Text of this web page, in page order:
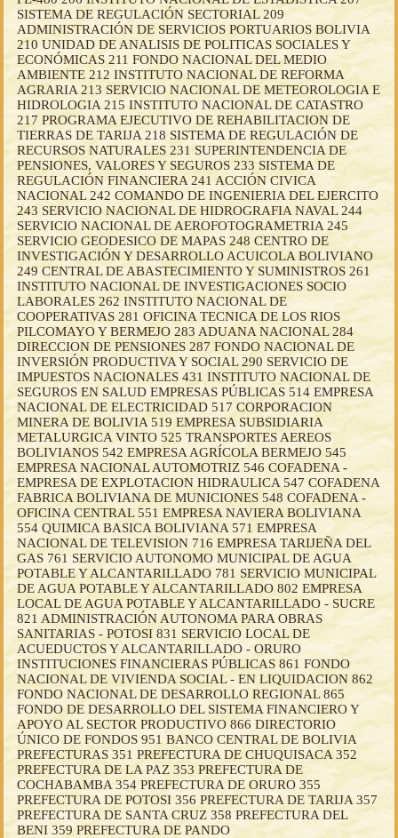
SISTEMA DE REGULACIÓN SECTORIAL 209
ADMINISTRACIÓN DE SERVICIOS PORTUARIOS BOLIVIA
210 UNIDAD DE ANALISIS DE POLITICAS SOCIALES Y
ECONÓMICAS 211 FONDO NACIONAL DEL MEDIO
AMBIENTE 212 INSTITUTO NACIONAL DE REFORMA
AGRARIA 213 SERVICIO NACIONAL DE METEOROLOGIA E
HIDROLOGIA 215 INSTITUTO NACIONAL DE CATASTRO
217 PROGRAMA EJECUTIVO DE REHABILITACION DE
TIERRAS DE TARIJA 218 SISTEMA DE REGULACIÓN DE
RECURSOS NATURALES 231 SUPERINTENDENCIA DE
PENSIONES, VALORES Y SEGUROS 233 SISTEMA DE
REGULACIÓN FINANCIERA 241 ACCIÓN CIVICA
NACIONAL 242 COMANDO DE INGENIERIA DEL EJERCITO
243 SERVICIO NACIONAL DE HIDROGRAFIA NAVAL 244
SERVICIO NACIONAL DE AEROFOTOGRAMETRIA 245
SERVICIO GEODESICO DE MAPAS 248 CENTRO DE
INVESTIGACIÓN Y DESARROLLO ACUICOLA BOLIVIANO
249 CENTRAL DE ABASTECIMIENTO Y SUMINISTROS 261
INSTITUTO NACIONAL DE INVESTIGACIONES SOCIO
LABORALES 262 INSTITUTO NACIONAL DE
COOPERATIVAS 281 OFICINA TECNICA DE LOS RIOS
PILCOMAYO Y BERMEJO 283 ADUANA NACIONAL 284
DIRECCION DE PENSIONES 287 FONDO NACIONAL DE
INVERSIÓN PRODUCTIVA Y SOCIAL 290 SERVICIO DE
IMPUESTOS NACIONALES 431 INSTITUTO NACIONAL DE
SEGUROS EN SALUD EMPRESAS PÚBLICAS 514 EMPRESA
NACIONAL DE ELECTRICIDAD 517 CORPORACION
MINERA DE BOLIVIA 519 EMPRESA SUBSIDIARIA
METALURGICA VINTO 525 TRANSPORTES AEREOS
BOLIVIANOS 542 EMPRESA AGRÍCOLA BERMEJO 545
EMPRESA NACIONAL AUTOMOTRIZ 546 COFADENA -
EMPRESA DE EXPLOTACION HIDRAULICA 547 COFADENA
FABRICA BOLIVIANA DE MUNICIONES 548 COFADENA -
OFICINA CENTRAL 551 EMPRESA NAVIERA BOLIVIANA
554 QUIMICA BASICA BOLIVIANA 571 EMPRESA
NACIONAL DE TELEVISION 716 EMPRESA TARIJEÑA DEL
GAS 761 SERVICIO AUTONOMO MUNICIPAL DE AGUA
POTABLE Y ALCANTARILLADO 781 SERVICIO MUNICIPAL
DE AGUA POTABLE Y ALCANTARILLADO 802 EMPRESA
LOCAL DE AGUA POTABLE Y ALCANTARILLADO - SUCRE
821 ADMINISTRACIÓN AUTONOMA PARA OBRAS
SANITARIAS - POTOSI 831 SERVICIO LOCAL DE
ACUEDUCTOS Y ALCANTARILLADO - ORURO
INSTITUCIONES FINANCIERAS PÚBLICAS 861 FONDO
NACIONAL DE VIVIENDA SOCIAL - EN LIQUIDACION 862
FONDO NACIONAL DE DESARROLLO REGIONAL 865
FONDO DE DESARROLLO DEL SISTEMA FINANCIERO Y
APOYO AL SECTOR PRODUCTIVO 866 DIRECTORIO
ÚNICO DE FONDOS 951 BANCO CENTRAL DE BOLIVIA
PREFECTURAS 351 PREFECTURA DE CHUQUISACA 352
PREFECTURA DE LA PAZ 353 PREFECTURA DE
COCHABAMBA 354 PREFECTURA DE ORURO 355
PREFECTURA DE POTOSI 356 PREFECTURA DE TARIJA 357
PREFECTURA DE SANTA CRUZ 358 PREFECTURA DEL
BENI 359 PREFECTURA DE PANDO